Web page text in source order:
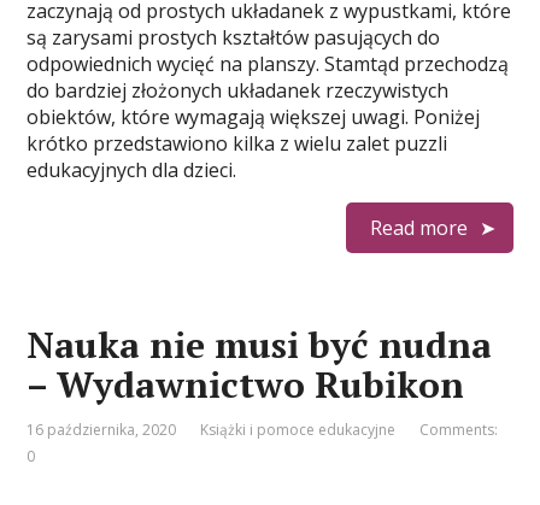
zaczynają od prostych układanek z wypustkami, które
są zarysami prostych kształtów pasujących do
odpowiednich wycięć na planszy. Stamtąd przechodzą
do bardziej złożonych układanek rzeczywistych
obiektów, które wymagają większej uwagi. Poniżej
krótko przedstawiono kilka z wielu zalet puzzli
edukacyjnych dla dzieci.
Read more
Nauka nie musi być nudna
– Wydawnictwo Rubikon
16 października, 2020 Książki i pomoce edukacyjne
Comments:
0